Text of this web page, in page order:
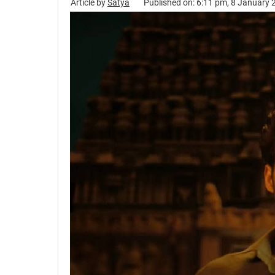
Article bySatya Published on: 6:11 pm, 8 January